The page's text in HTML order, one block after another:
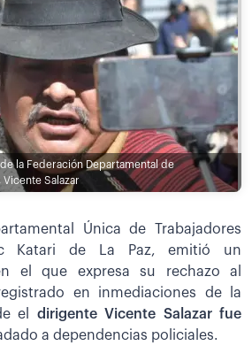
la Federación Departamental de
Vicente Salazar
Única de Trabajadores
Katari de La Paz, emitió un
el que expresa su rechazo al
en inmediaciones de la
el
dirigente Vicente Salazar fue
a dependencias policiales.